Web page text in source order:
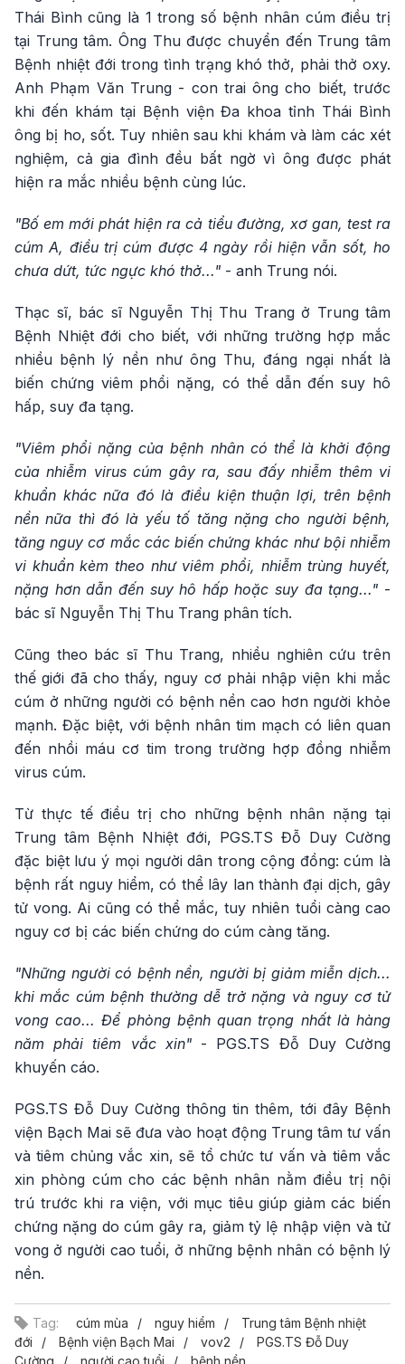
Thái Bình cũng là 1 trong số bệnh nhân cúm điều trị
tại Trung tâm. Ông Thu được chuyển đến Trung tâm
Bệnh nhiệt đới trong tình trạng khó thở, phải thở oxy.
Anh Phạm Văn Trung - con trai ông cho biết, trước
khi đến khám tại Bệnh viện Đa khoa tỉnh Thái Bình
ông bị ho, sốt. Tuy nhiên sau khi khám và làm các xét
nghiệm, cả gia đình đều bất ngờ vì ông được phát
hiện ra mắc nhiều bệnh cùng lúc.
"Bố em mới phát hiện ra cả tiểu đường, xơ gan, test ra
cúm A, điều trị cúm được 4 ngày rồi hiện vẫn sốt, ho
chưa dứt, tức ngực khó thở..." - anh Trung nói.
Thạc sĩ, bác sĩ Nguyễn Thị Thu Trang ở Trung tâm
Bệnh Nhiệt đới cho biết, với những trường hợp mắc
nhiều bệnh lý nền như ông Thu, đáng ngại nhất là
biến chứng viêm phổi nặng, có thể dẫn đến suy hô
hấp, suy đa tạng.
"Viêm phổi nặng của bệnh nhân có thể là khởi động
của nhiễm virus cúm gây ra, sau đấy nhiễm thêm vi
khuẩn khác nữa đó là điều kiện thuận lợi, trên bệnh
nền nữa thì đó là yếu tố tăng nặng cho người bệnh,
tăng nguy cơ mắc các biến chứng khác như bội nhiễm
vi khuẩn kèm theo như viêm phổi, nhiễm trùng huyết,
nặng hơn dẫn đến suy hô hấp hoặc suy đa tạng..." -
bác sĩ Nguyễn Thị Thu Trang phân tích.
Cũng theo bác sĩ Thu Trang, nhiều nghiên cứu trên
thế giới đã cho thấy, nguy cơ phải nhập viện khi mắc
cúm ở những người có bệnh nền cao hơn người khỏe
mạnh. Đặc biệt, với bệnh nhân tim mạch có liên quan
đến nhồi máu cơ tim trong trường hợp đồng nhiễm
virus cúm.
Từ thực tế điều trị cho những bệnh nhân nặng tại
Trung tâm Bệnh Nhiệt đới, PGS.TS Đỗ Duy Cường
đặc biệt lưu ý mọi người dân trong cộng đồng: cúm là
bệnh rất nguy hiểm, có thể lây lan thành đại dịch, gây
tử vong. Ai cũng có thể mắc, tuy nhiên tuổi càng cao
nguy cơ bị các biến chứng do cúm càng tăng.
"Những người có bệnh nền, người bị giảm miễn dịch...
khi mắc cúm bệnh thường dễ trở nặng và nguy cơ tử
vong cao... Để phòng bệnh quan trọng nhất là hàng
năm phải tiêm vắc xin" - PGS.TS Đỗ Duy Cường
khuyến cáo.
PGS.TS Đỗ Duy Cường thông tin thêm, tới đây Bệnh
viện Bạch Mai sẽ đưa vào hoạt động Trung tâm tư vấn
và tiêm chủng vắc xin, sẽ tổ chức tư vấn và tiêm vắc
xin phòng cúm cho các bệnh nhân nằm điều trị nội
trú trước khi ra viện, với mục tiêu giúp giảm các biến
chứng nặng do cúm gây ra, giảm tỷ lệ nhập viện và tử
vong ở người cao tuổi, ở những bệnh nhân có bệnh lý
nền.
Tag: cúm mùa nguy hiểm
Trung tâm Bệnh nhiệt
đới
Bệnh viện Bạch Mai vov2
PGS.TS Đỗ Duy
Cường
người cao tuổi bệnh nền